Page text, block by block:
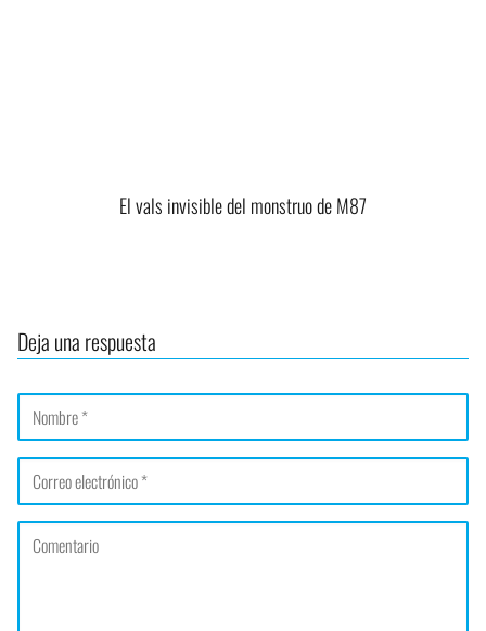
El vals invisible del monstruo de M87
Deja una respuesta